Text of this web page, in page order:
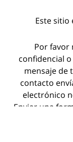
Este sitio
Por favor
confidencial
mensaje de
contacto
electrónico
Enviar una